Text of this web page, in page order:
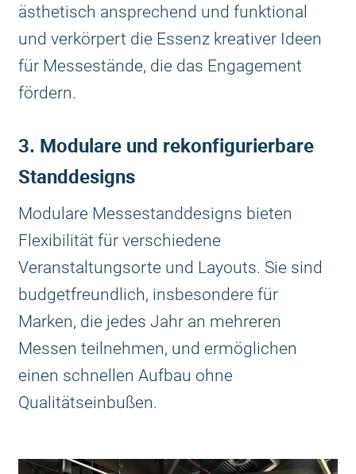
ästhetisch ansprechend und funktional
und verkörpert die Essenz kreativer Ideen
für Messestände, die das Engagement
fördern.
3. Modulare und rekonfigurierbare
Standdesigns
Modulare Messestanddesigns bieten
Flexibilität für verschiedene
Veranstaltungsorte und Layouts. Sie sind
budgetfreundlich, insbesondere für
Marken, die jedes Jahr an mehreren
Messen teilnehmen, und ermöglichen
einen schnellen Aufbau ohne
Qualitätseinbußen.